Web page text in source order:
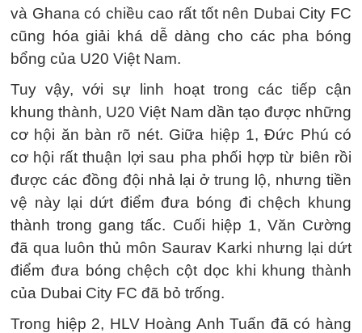
và Ghana có chiều cao rất tốt nên Dubai City FC
cũng hóa giải khá dễ dàng cho các pha bóng
bổng của U20 Việt Nam.
Tuy vậy, với sự linh hoạt trong các tiếp cận
khung thành, U20 Việt Nam dần tạo được những
cơ hội ăn bàn rõ nét. Giữa hiệp 1, Đức Phú có
cơ hội rất thuận lợi sau pha phối hợp từ biên rồi
được các đồng đội nhả lại ở trung lộ, nhưng tiền
vệ này lại dứt điểm đưa bóng đi chệch khung
thành trong gang tấc. Cuối hiệp 1, Văn Cường
đã qua luôn thủ môn Saurav Karki nhưng lại dứt
điểm đưa bóng chệch cột dọc khi khung thành
của Dubai City FC đã bỏ trống.
Trong hiệp 2, HLV Hoàng Anh Tuấn đã có hàng